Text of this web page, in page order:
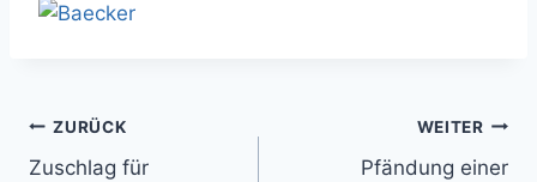
Beitragsnavigation
ZURÜCK
Zuschlag für
WEITER
Pfändung einer